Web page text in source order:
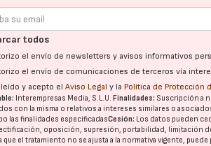
todos
el envío de newsletters y avisos informativos
el envío de comunicaciones de terceros vía
leído y acepto elAviso Legal y la Política de Protección
Interempresas Media, S.L.U. Finalidades: Suscripción a
con la misma o relativos a intereses similares o
las finalidades especificadasCesión: Los datos pueden
oposición, supresión, portabilidad, limitación
que el tratamiento no se ajusta a la normativa vigente,